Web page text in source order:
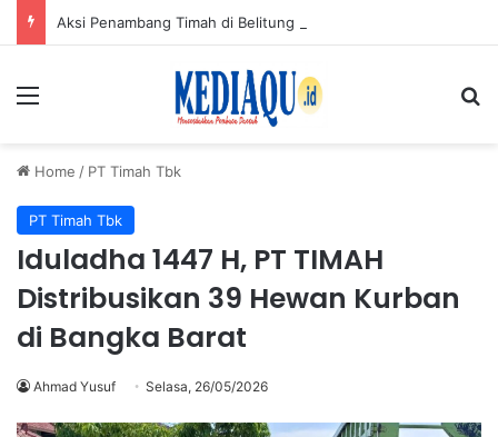
Menu
Home / PT Timah Tbk
PT Timah Tbk
Iduladha 1447 H, PT TIMAH
Distribusikan 39 Hewan Kurban
di Bangka Barat
Ahmad Yusuf Selasa, 26/05/2026